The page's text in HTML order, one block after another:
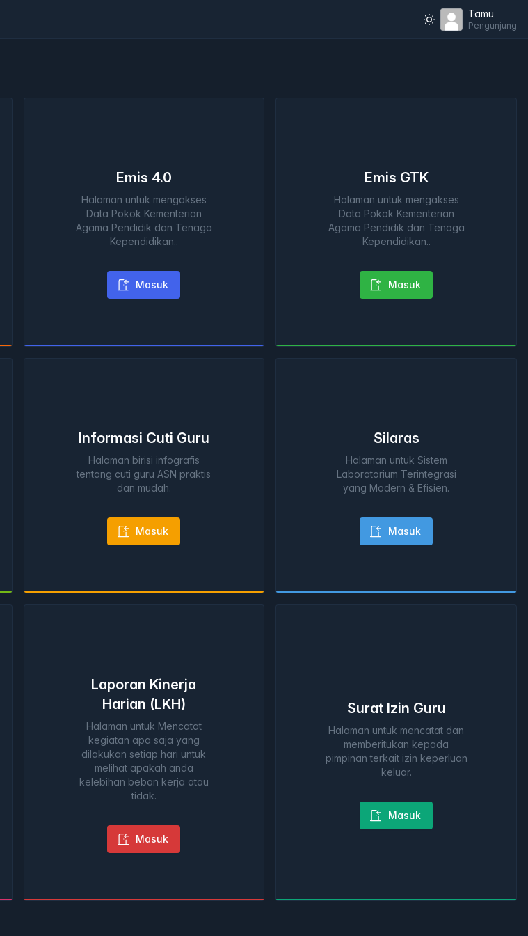
Tamu
Pengunjung
Emis 4.0
Halaman untuk mengakses
Data Pokok Kementerian
Agama Pendidik dan Tenaga
Kependidikan..
Masuk
Emis GTK
Halaman untuk mengakses
Data Pokok Kementerian
Agama Pendidik dan Tenaga
Kependidikan..
Masuk
Informasi Cuti Guru
Halaman birisi infografis
tentang cuti guru ASN praktis
dan mudah.
Masuk
Silaras
Halaman untuk Sistem
Laboratorium Terintegrasi
yang Modern & Efisien.
Masuk
Laporan Kinerja
Harian (LKH)
Halaman untuk Mencatat
kegiatan apa saja yang
dilakukan setiap hari untuk
melihat apakah anda
kelebihan beban kerja atau
tidak.
Masuk
Surat Izin Guru
Halaman untuk mencatat dan
memberitukan kepada
pimpinan terkait izin keperluan
keluar.
Masuk